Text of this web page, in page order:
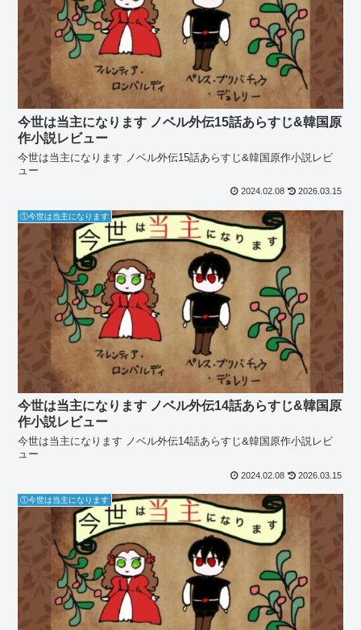
今世は当主になります ノベル外伝15話あらすじ&韓国原
作小説レビュー
今世は当主になります ノベル外伝15話あらすじ&韓国原作小説レビ
ュー
2024.02.08 2026.03.15
①今世は当主になります
今世は当主になります ノベル外伝14話あらすじ&韓国原
作小説レビュー
今世は当主になります ノベル外伝14話あらすじ&韓国原作小説レビ
ュー
2024.02.08 2026.03.15
①今世は当主になります